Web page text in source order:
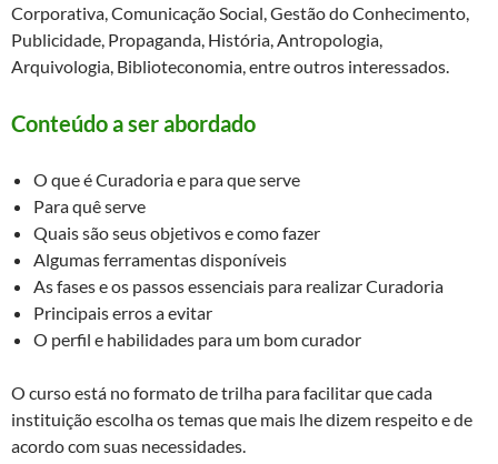
Corporativa, Comunicação Social, Gestão do Conhecimento,
Publicidade, Propaganda, História, Antropologia,
Arquivologia, Biblioteconomia, entre outros interessados.
Conteúdo a ser abordado
O que é Curadoria e para que serve
Para quê serve
Quais são seus objetivos e como fazer
Algumas ferramentas disponíveis
As fases e os passos essenciais para realizar Curadoria
Principais erros a evitar
O perfil e habilidades para um bom curador
O curso está no formato de trilha para facilitar que cada
instituição escolha os temas que mais lhe dizem respeito e de
acordo com suas necessidades.